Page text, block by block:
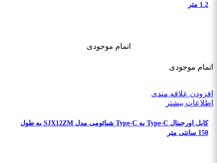
1.2 متر
اتمام موجودی
اتمام موجودی
افزودن علاقه مندی
اطلاعات بیشتر
کابل اورجینال Type-C به Type-C شیائومی مدل SJX12ZM به طول
150 سانتی متر